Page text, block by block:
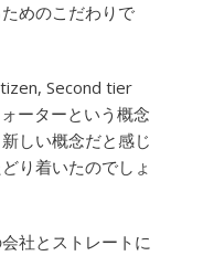
めのこだわりで
Second tier
ーターという概念
しい概念だと感じ
り着いたのでしょ
社とストレートに